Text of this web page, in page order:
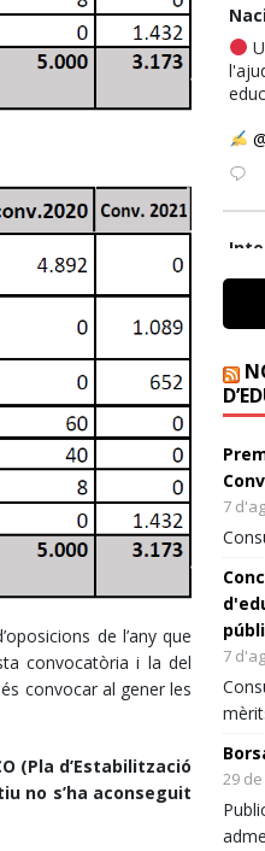
de l’any que
convocatòria i la del
convocar al gener les
(Pla d’Estabilització
no s’ha aconseguit
Avata
r
r
En
7
7
29